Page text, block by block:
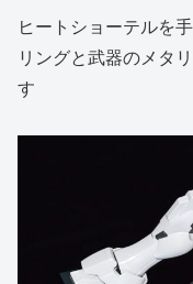
ヒートショーテルを
リングと武器のメタ
す